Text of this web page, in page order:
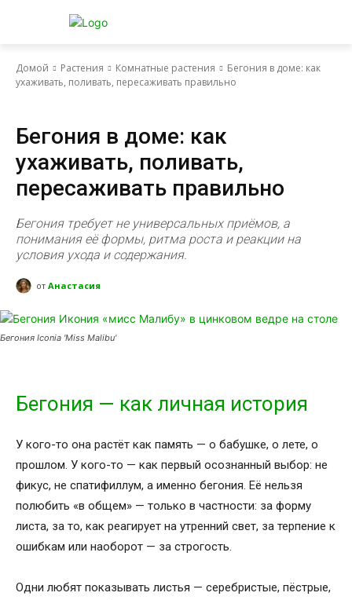
Домой Растения Комнатные растения
Бегония в доме: как
ухаживать, поливать, пересаживать правильно
Бегония в доме: как
ухаживать, поливать,
пересаживать правильно
Бегония требует не универсальных приёмов, а
понимания её формы, ритма роста и реакции на
условия ухода и содержания.
от Анастасия
Бегония Iconia 'Miss Malibu'
Бегония — как личная история
У кого-то она растёт как память — о бабушке, о лете, о
прошлом. У кого-то — как первый осознанный выбор: не
фикус, не спатифиллум, а именно бегония. Её нельзя
полюбить «в общем» — только в частности: за форму
листа, за то, как реагирует на утренний свет, за терпение к
ошибкам или наоборот — за строгость.
Одни любят показывать листья — серебристые, пёстрые,